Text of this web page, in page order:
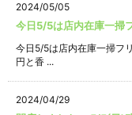
2024/05/05
今日5/5は店内在庫一掃
今日5/5は店内在庫一掃フ
円と香 ...
2024/04/29